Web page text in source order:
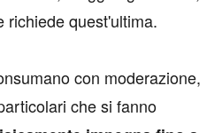
richiede quest'ultima.
con moderazione,
che si fanno